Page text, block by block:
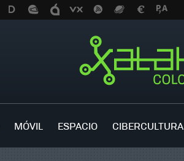
MÓVIL ESPACIO CIBERCULTURA